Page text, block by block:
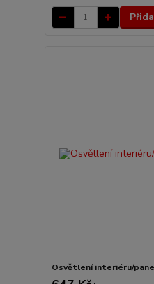
Osvětlení interiéru/